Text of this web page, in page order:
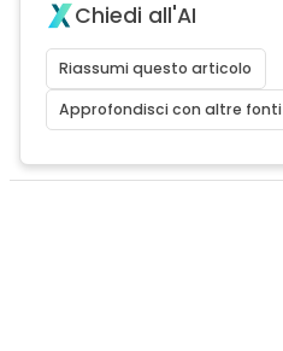
Chiedi all'AI
Riassumi questo articolo
Approfondisci con altre fonti